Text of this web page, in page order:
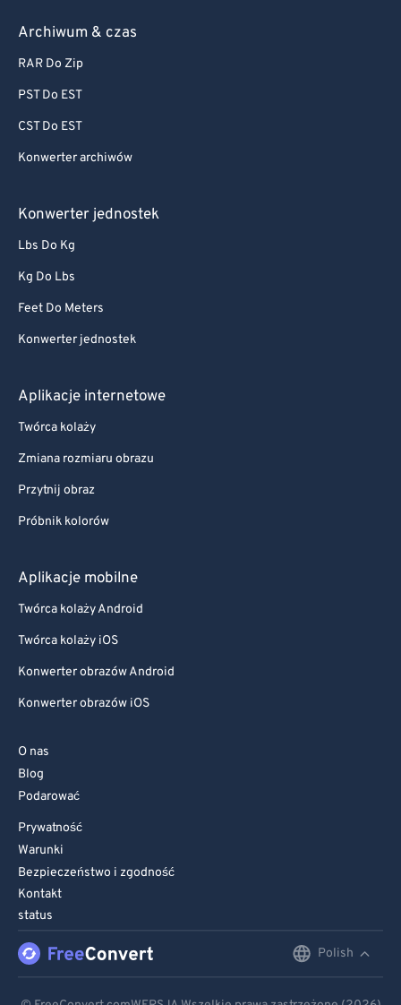
Archiwum & czas
RAR Do Zip
PST Do EST
CST Do EST
Konwerter archiwów
Konwerter jednostek
Lbs Do Kg
Kg Do Lbs
Feet Do Meters
Konwerter jednostek
Aplikacje internetowe
Twórca kolaży
Zmiana rozmiaru obrazu
Przytnij obraz
Próbnik kolorów
Aplikacje mobilne
Twórca kolaży Android
Twórca kolaży iOS
Konwerter obrazów Android
Konwerter obrazów iOS
O nas
Blog
Podarować
Prywatność
Warunki
Bezpieczeństwo i zgodność
Kontakt
status
Polish